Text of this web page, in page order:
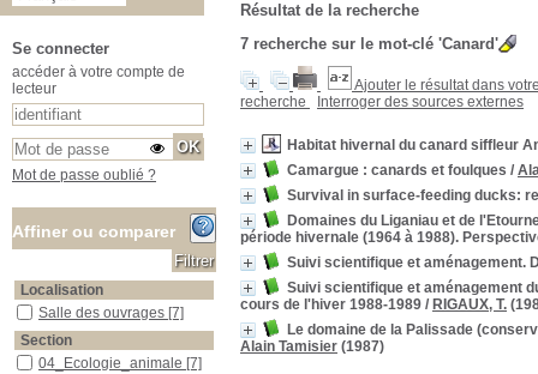
Résultat de la recherche
7 recherche sur le mot-clé 'Canard'
Ajouter le résultat dans
recherche
Interroger des sources externes
Habitat hivernal du canard siffleur
Camargue : canards et foulques /
Survival in surface-feeding ducks:
Domaines du Liganiau et de
période hivernale (1964 à 1988).
Suivi scientifique et aménagement.
Suivi scientifique et aménagement
cours de l'hiver 1988-1989 / RIGAUX, T.
Le domaine de la Palissade
Alain Tamisier (1987)
Se connecter
accéder à votre compte de
lecteur
Mot de passe oublié ?
Affiner ou comparer
Localisation
Salle des ouvrages
Salle des ouvrages [7]
Section
04_Ecologie_animale
04_Ecologie_animale [7]